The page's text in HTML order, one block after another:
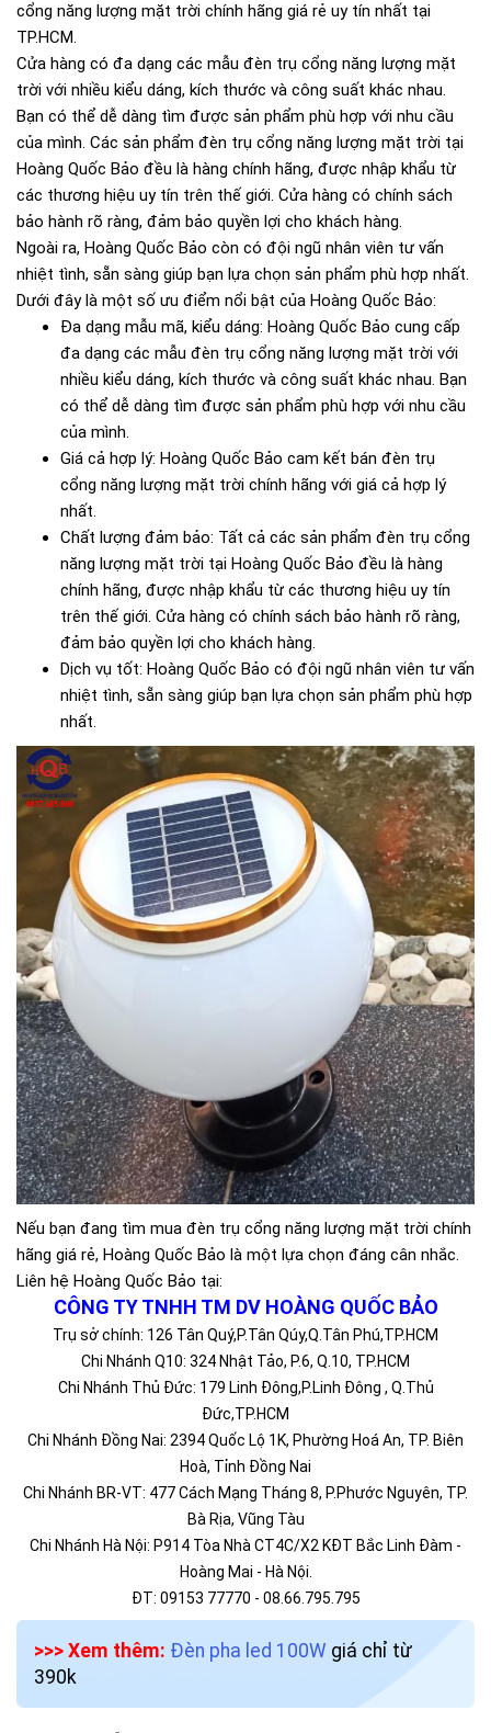
cổng năng lượng mặt trời chính hãng giá rẻ uy tín nhất tại
TP.HCM.
Cửa hàng có đa dạng các mẫu đèn trụ cổng năng lượng mặt
trời với nhiều kiểu dáng, kích thước và công suất khác nhau.
Bạn có thể dễ dàng tìm được sản phẩm phù hợp với nhu cầu
của mình. Các sản phẩm đèn trụ cổng năng lượng mặt trời tại
Hoàng Quốc Bảo đều là hàng chính hãng, được nhập khẩu từ
các thương hiệu uy tín trên thế giới. Cửa hàng có chính sách
bảo hành rõ ràng, đảm bảo quyền lợi cho khách hàng.
Ngoài ra, Hoàng Quốc Bảo còn có đội ngũ nhân viên tư vấn
nhiệt tình, sẵn sàng giúp bạn lựa chọn sản phẩm phù hợp nhất.
Dưới đây là một số ưu điểm nổi bật của Hoàng Quốc Bảo:
Đa dạng mẫu mã, kiểu dáng: Hoàng Quốc Bảo cung cấp
đa dạng các mẫu đèn trụ cổng năng lượng mặt trời với
nhiều kiểu dáng, kích thước và công suất khác nhau. Bạn
có thể dễ dàng tìm được sản phẩm phù hợp với nhu cầu
của mình.
Giá cả hợp lý: Hoàng Quốc Bảo cam kết bán đèn trụ
cổng năng lượng mặt trời chính hãng với giá cả hợp lý
nhất.
Chất lượng đảm bảo: Tất cả các sản phẩm đèn trụ cổng
năng lượng mặt trời tại Hoàng Quốc Bảo đều là hàng
chính hãng, được nhập khẩu từ các thương hiệu uy tín
trên thế giới. Cửa hàng có chính sách bảo hành rõ ràng,
đảm bảo quyền lợi cho khách hàng.
Dịch vụ tốt: Hoàng Quốc Bảo có đội ngũ nhân viên tư vấn
nhiệt tình, sẵn sàng giúp bạn lựa chọn sản phẩm phù hợp
nhất.
Nếu bạn đang tìm mua đèn trụ cổng năng lượng mặt trời chính
hãng giá rẻ, Hoàng Quốc Bảo là một lựa chọn đáng cân nhắc.
Liên hệ Hoàng Quốc Bảo tại:
CÔNG TY TNHH TM DV HOÀNG QUỐC BẢO
Trụ sở chính: 126 Tân Quý,P.Tân Qúy,Q.Tân Phú,TP.HCM
Chi Nhánh Q10: 324 Nhật Tảo, P.6, Q.10, TP.HCM
Chi Nhánh Thủ Đức: 179 Linh Đông,P.Linh Đông , Q.Thủ
Đức,TP.HCM
Chi Nhánh Đồng Nai: 2394 Quốc Lộ 1K, Phường Hoá An, TP. Biên
Hoà, Tỉnh Đồng Nai
Chi Nhánh BR-VT: 477 Cách Mạng Tháng 8, P.Phước Nguyên, TP.
Bà Rịa, Vũng Tàu
Chi Nhánh Hà Nội: P914 Tòa Nhà CT4C/X2 KĐT Bắc Linh Đàm -
Hoàng Mai - Hà Nội.
ĐT: 09153 77770 - 08.66.795.795
>>> Xem thêm: Đèn pha led 100W giá chỉ từ
390k